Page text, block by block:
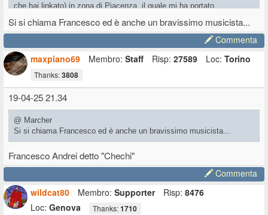
che hai linkato) in zona di Piacenza, il quale mi ha portato
incontro senza farmi pagare nulla di spese di trasferta.
E cacchio che negozio che è diventato ora, potrei morirci la dentro
Si si chiama Francesco ed è anche un bravissimo musicista...
Commenta
maxpiano69
Membro: Staff Risp: 27589 Loc: Torino
Thanks:3808
19-04-25 21.34
@ Marcher
Si si chiama Francesco ed è anche un bravissimo musicista...
Francesco Andrei detto "Chechi"
Commenta
wildcat80
Membro: Supporter Risp: 8476
Loc: Genova Thanks:1710